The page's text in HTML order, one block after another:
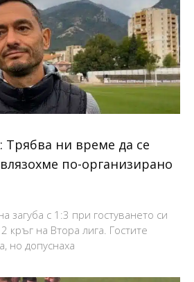
Трябва ни време да се
по-организирано
загуба с 1:3 при гостуването си
кръг на Втора лига. Гостите
но допуснаха